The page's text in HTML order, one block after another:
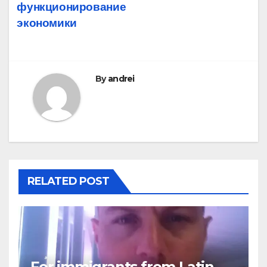
функционирование
экономики
Byandrei
RELATED POST